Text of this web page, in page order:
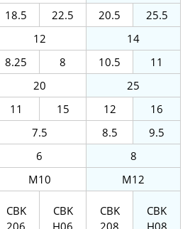
18.5 22.5 20.5
25.5
12
14
8.25 8 10.5
11
20
25
11 15 12
16
7.5 8.5
9.5
6
8
M10
M12
CBK
206
CBK
H06
CBK
208
CBK
H08